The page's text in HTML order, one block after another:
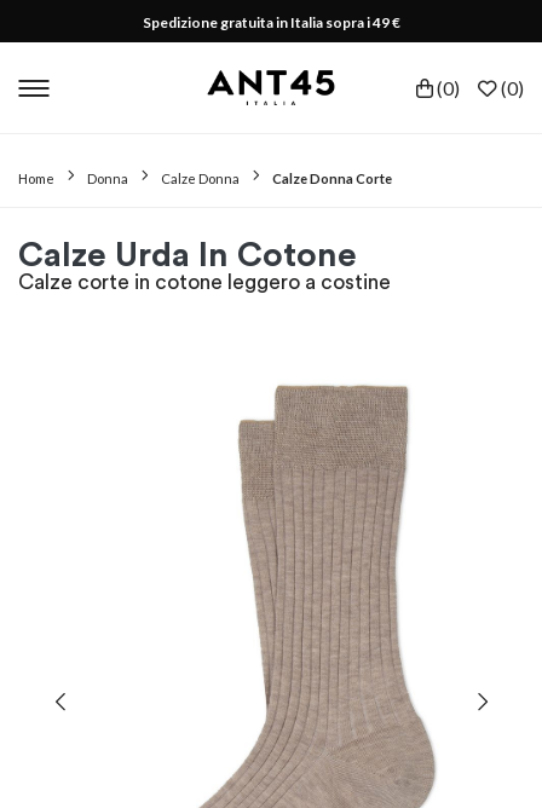
Spedizione gratuita in Italia sopra i 49 €
(0) (0)
Home Donna Calze Donna Calze Donna Corte
Calze Urda In Cotone
Calze corte in cotone leggero a costine